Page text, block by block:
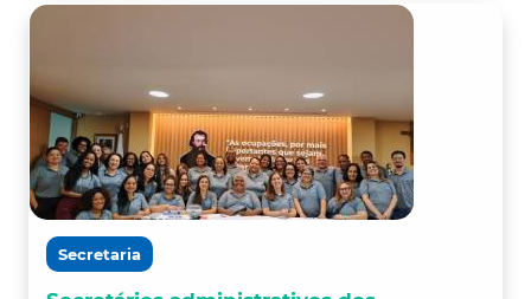
Secretaria